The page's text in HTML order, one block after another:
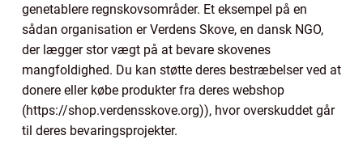
genetablere regnskovsområder. Et eksempel på en
sådan organisation er Verdens Skove, en dansk NGO,
der lægger stor vægt på at bevare skovenes
mangfoldighed. Du kan støtte deres bestræbelser ved at
donere eller købe produkter fra deres webshop
(https://shop.verdensskove.org)), hvor overskuddet går
til deres bevaringsprojekter.